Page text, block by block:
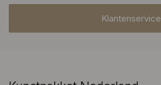
Klantenservice